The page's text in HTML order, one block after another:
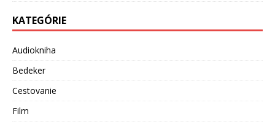
KATEGÓRIE
Audiokniha
Bedeker
Cestovanie
Film